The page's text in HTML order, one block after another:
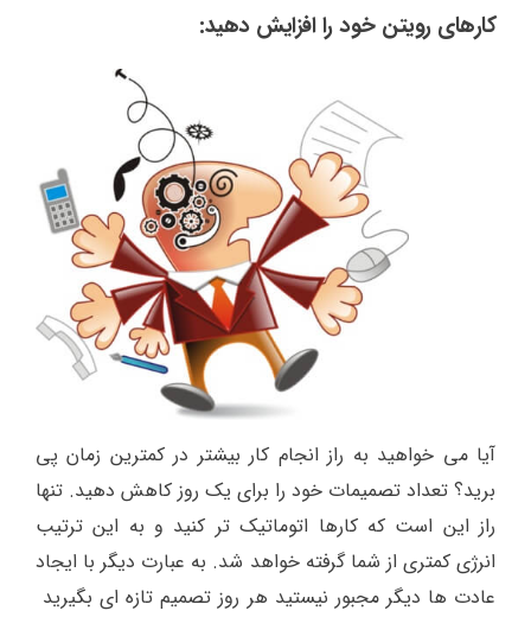
کارهای رویتن خود را افزایش دهید:
آیا می خواهید به راز انجام کار بیشتر در کمترین زمان پی
برید؟ تعداد تصمیمات خود را برای یک روز کاهش دهید. تنها
راز این است که کارها اتوماتیک تر کنید و به این ترتیب
انرژی کمتری از شما گرفته خواهد شد. به عبارت دیگر با ایجاد
عادت ها دیگر مجبور نیستید هر روز تصمیم تازه ای بگیرید